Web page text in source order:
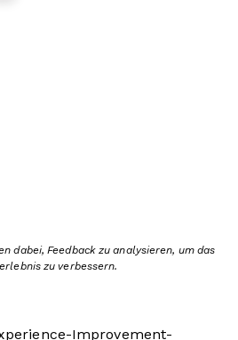
dabei, Feedback zu analysieren, um das
zu verbessern.
Improvement-